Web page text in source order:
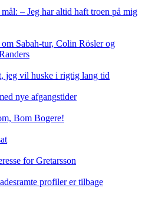
– Jeg har altid haft troen på mig
Sabah-tur, Colin Rösler og
jeg vil huske i rigtig lang tid
nye afgangstider
Bom Bogere!
for Gretarsson
profiler er tilbage